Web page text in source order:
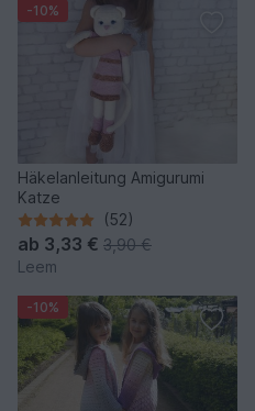
-10%
Häkelanleitung Amigurumi
Katze
(52)
ab 3,33 € 3,90 €
Leem
-10%